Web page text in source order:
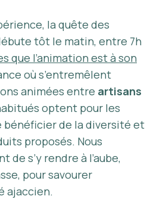
la quête des
tôt le matin, entre 7h
que l’animation est à son
où s’entremêlent
animées entre artisans
optent pour les
bénéficier de la diversité et
proposés. Nous
de s’y rendre à l’aube,
pour savourer
ajaccien.